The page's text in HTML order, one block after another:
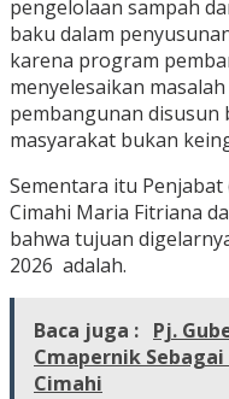
pengelolaan sampah
baku dalam
karena program
menyelesaikan
pembangunan
masyarakat bukan
Sementara itu Penjabat
Cimahi Maria Fitriana
bahwa tujuan
2026 adalah.
Baca juga : Pj.
Cmapernik
Cimahi